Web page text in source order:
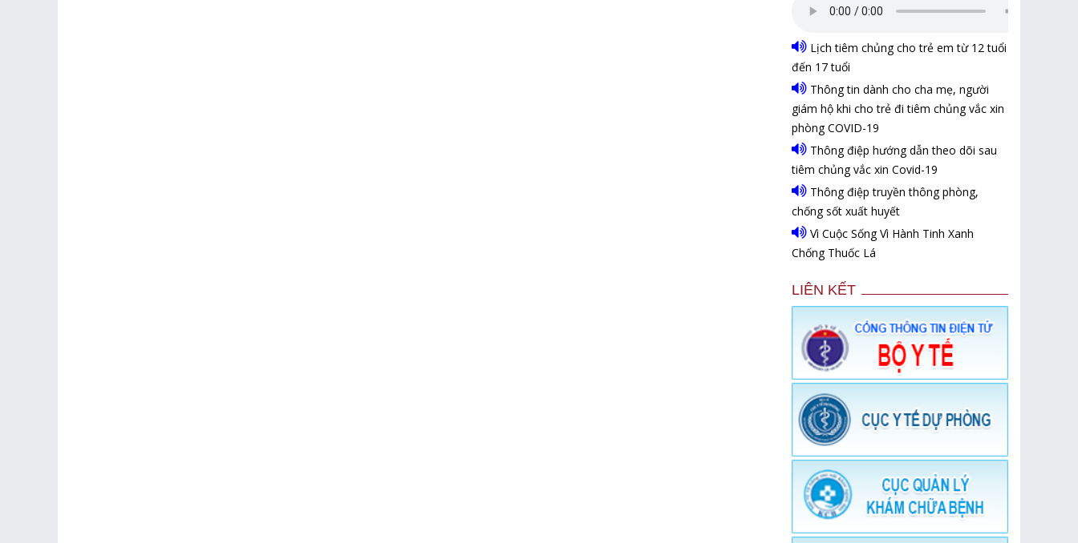
Lịch tiêm chủng cho trẻ em từ 12 tuổi
đến 17 tuổi
Thông tin dành cho cha mẹ, người
giám hộ khi cho trẻ đi tiêm chủng vắc xin
phòng COVID-19
Thông điệp hướng dẫn theo dõi sau
tiêm chủng vắc xin Covid-19
Thông điệp truyền thông phòng,
chống sốt xuất huyết
Vì Cuộc Sống Vì Hành Tinh Xanh
Chống Thuốc Lá
LIÊN KẾT